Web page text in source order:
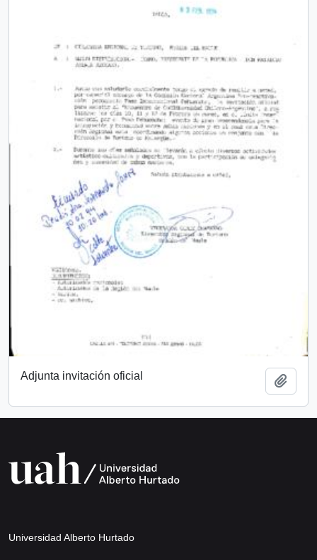
Adjunta invitación oficial
Universidad Alberto Hurtado